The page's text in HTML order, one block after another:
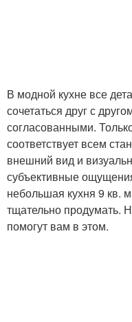
В модной кухне все
сочетаться друг с
согласованными.
соответствует всем
внешний вид и
субъективные
небольшая кухня 9 кв.
тщательно продумать.
помогут вам в этом.